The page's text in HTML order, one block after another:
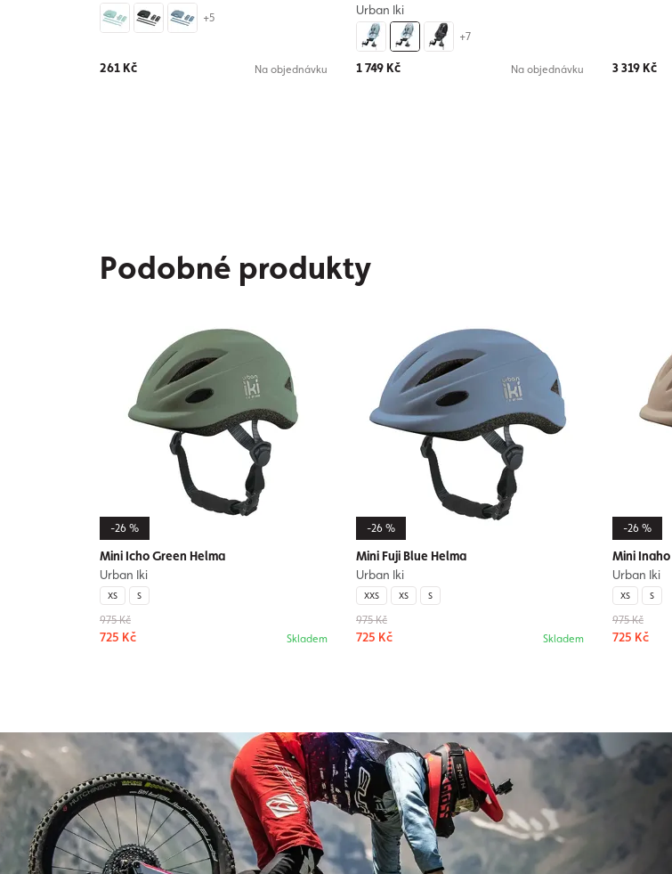
+5
261 Kč Na objednávku
Urban Iki
+7
1 749 Kč Na objednávku 3 319 Kč
Podobné produkty
-26 %
Mini Icho Green Helma
Urban Iki
XS S
975 Kč
725 Kč Skladem
-26 %
Mini Fuji Blue Helma
Urban Iki
XXS XS S
975 Kč
725 Kč Skladem
-26 %
Mini
Urban Iki
XS S
975 Kč
725 Kč